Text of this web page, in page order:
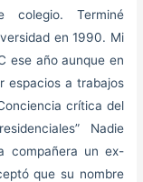
colegio. Terminé
en 1990. Mi
ese año aunque en
espacios a trabajos
crítica del
Nadie
compañera un ex-
que su nombre